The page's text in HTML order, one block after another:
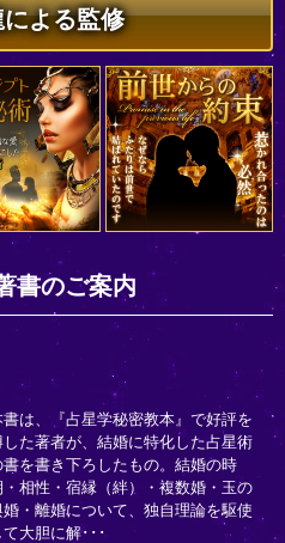
よる監修
書のご案内
書は、『占星学秘密教本』で好評を
した著者が、結婚に特化した占星術
書を書き下ろしたもの。結婚の時
・相性・宿縁（絆）・複数婚・玉の
婚・離婚について、独自理論を駆使
て大胆に解･･･